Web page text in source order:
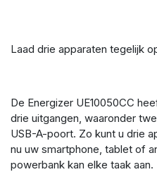
Laad drie apparaten tegelijk
De Energizer UE10050CC
drie uitgangen, waaronder
USB-A-poort. Zo kunt u drie
nu uw smartphone, tablet of
powerbank kan elke taak